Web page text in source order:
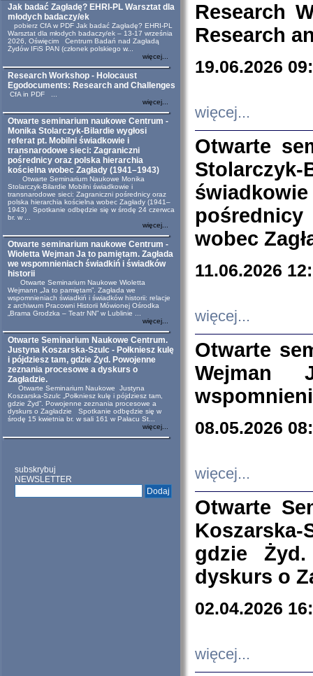
Jak badać Zagładę? EHRI-PL Warsztat dla
młodych badaczy/ek
pobierz CfA w PDF Jak badać Zagładę? EHRI-PL
Warsztat dla młodych badaczy/ek – 13-17 września
2026, Oświęcim Centrum Badań nad Zagładą
Żydów IFiS PAN (członek polskiego w...
więcej...
Research Workshop - Holocaust
Egodocuments: Research and Challenges
CfA in PDF ...
więcej...
Otwarte seminarium naukowe Centrum -
Monika Stolarczyk-Bilardie wygłosi
referat pt. Mobilni świadkowie i
transnarodowe sieci: Zagraniczni
pośrednicy oraz polska hierarchia
kościelna wobec Zagłady (1941–1943)
Otwarte Seminarium Naukowe Monika
Stolarczyk-Bilardie Mobilni świadkowie i
transnarodowe sieci: Zagraniczni pośrednicy oraz
polska hierarchia kościelna wobec Zagłady (1941–
1943) Spotkanie odbędzie się w środę 24 czerwca
br. w ...
więcej...
Otwarte seminarium naukowe Centrum -
Wioletta Wejman Ja to pamiętam. Zagłada
we wspomnieniach świadkiń i świadków
historii
Otwarte Seminarium Naukowe Wioletta
Wejmann „Ja to pamiętam”. Zagłada we
wspomnieniach świadkiń i świadków historii: relacje
z archiwum Pracowni Historii Mówionej Ośrodka
„Brama Grodzka – Teatr NN” w Lublinie ...
więcej...
Otwarte Seminarium Naukowe Centrum.
Justyna Koszarska-Szulc - Połkniesz kulę
i pójdziesz tam, gdzie Żyd. Powojenne
zeznania procesowe a dyskurs o
Zagładzie.
Otwarte Seminarium Naukowe Justyna
Koszarska-Szulc „Połkniesz kulę i pójdziesz tam,
gdzie Żyd”. Powojenne zeznania procesowe a
dyskurs o Zagładzie Spotkanie odbędzie się w
środę 15 kwietnia br. w sali 161 w Pałacu St...
więcej...
subskrybuj
NEWSLETTER
Research
Research
19.06.2026
więcej...
Otwarte
wobec
11.06.2026
więcej...
Otwarte
Wejman
08.05.2026
więcej...
Otwarte
Koszarska-
gdzie
dyskurs o
02.04.2026
więcej...